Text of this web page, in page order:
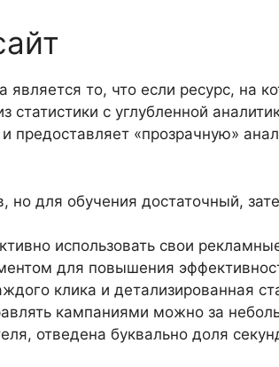
то, что если ресурс, на
с углубленной
предоставляет «прозрачную»
но для обучения достаточный,
использовать свои
для повышения
клика и детализированная
кампаниями можно за
отведена буквально доля